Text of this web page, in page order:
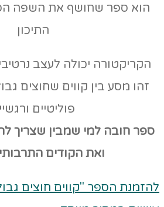
הוא ספר שחושף את השפה
התיכון
הקריקטורה יכולה לעצב
זהו מסע בין קווים שחוצים
פוליטיים
ספר חובה למי שמבין שצריך
ואת הקודים
להזמנת הספר "קווים חוצים